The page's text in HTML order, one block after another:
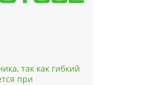
так как гибкий
при